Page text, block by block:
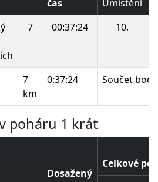
čas
Umístění
7 00:37:24 10.
7
km
0:37:24 Součet
poháru 1 krát
Dosažený
Celkové